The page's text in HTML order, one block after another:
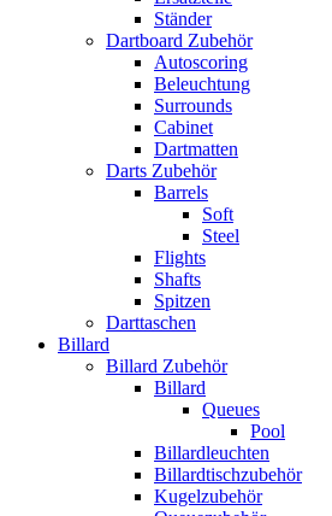
Ständer
Dartboard Zubehör
Autoscoring
Beleuchtung
Surrounds
Cabinet
Dartmatten
Darts Zubehör
Barrels
Soft
Steel
Flights
Shafts
Spitzen
Darttaschen
Billard
Billard Zubehör
Billard
Queues
Pool
Billardleuchten
Billardtischzubehör
Kugelzubehör